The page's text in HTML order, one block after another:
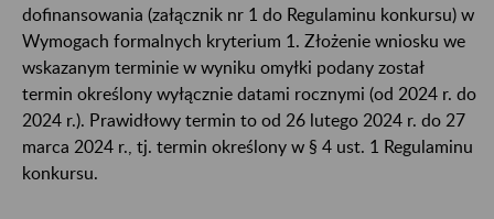
dofinansowania (załącznik nr 1 do Regulaminu konkursu) w
Wymogach formalnych kryterium 1. Złożenie wniosku we
wskazanym terminie w wyniku omyłki podany został
termin określony wyłącznie datami rocznymi (od 2024 r. do
2024 r.). Prawidłowy termin to od 26 lutego 2024 r. do 27
marca 2024 r., tj. termin określony w § 4 ust. 1 Regulaminu
konkursu.